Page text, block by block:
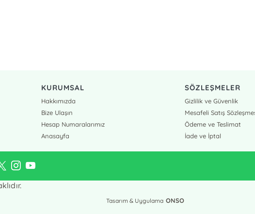
KURUMSAL
Hakkımızda
Bize Ulaşın
Hesap Numaralarımız
Anasayfa
SÖZLEŞMELER
Gizlilik ve Güvenlik
Mesafeli Satış
Ödeme ve Teslimat
İade ve İptal
Tasarım & Uygulama ONSO